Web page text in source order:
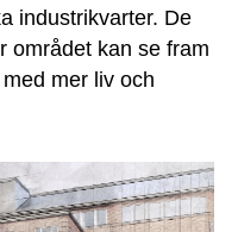
industrikvarter. De
området kan se fram
mer liv och